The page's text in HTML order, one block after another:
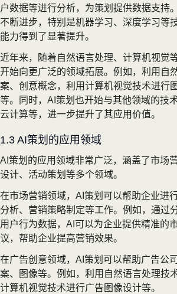
户数据等进行分析，为策划提供数据支持
不断进步，特别是机器学习、深度学习等
能力得到了显著提升。
近年来，随着自然语言处理、计算机视觉
开始向更广泛的领域拓展。例如，利用自
案、创意概念，利用计算机视觉技术进行
等。同时，AI策划也开始与其他领域的技
云计算等，进一步提升了其应用价值。
1.3 AI策划的应用领域
AI策划的应用领域非常广泛，涵盖了市场
设计、活动策划等多个领域。
在市场营销领域，AI策划可以帮助企业进
分析、营销策略制定等工作。例如，通过
用户行为数据，AI可以为企业提供精准的
议，帮助企业提高营销效果。
在广告创意领域，AI策划可以帮助广告公
案、图像等。例如，利用自然语言处理技
计算机视觉技术进行广告图像设计等。